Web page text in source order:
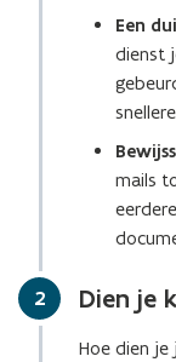
Een
dienst
mails
Stap
2 Dien je
Hoe dien je